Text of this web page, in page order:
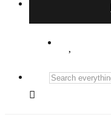
Search